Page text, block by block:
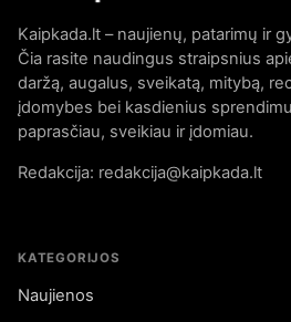
Kaipkada.lt – naujienų, patarimų ir
Čia rasite naudingus straipsnius
daržą, augalus, sveikatą, mitybą,
įdomybes bei kasdienius
paprasčiau, sveikiau ir įdomiau.
Redakcija: redakcija@kaipkada.lt
KATEGORIJOS
Naujienos